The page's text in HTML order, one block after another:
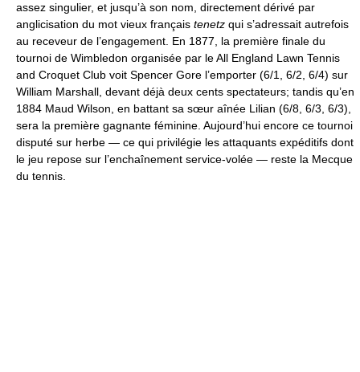
assez singulier, et jusqu’à son nom, directement dérivé par
anglicisation du mot vieux français tenetz qui s’adressait autrefois
au receveur de l’engagement. En 1877, la première finale du
tournoi de Wimbledon organisée par le All England Lawn Tennis
and Croquet Club voit Spencer Gore l’emporter (6/1, 6/2, 6/4) sur
William Marshall, devant déjà deux cents spectateurs; tandis qu’en
1884 Maud Wilson, en battant sa sœur aînée Lilian (6/8, 6/3, 6/3),
sera la première gagnante féminine. Aujourd’hui encore ce tournoi
disputé sur herbe — ce qui privilégie les attaquants expéditifs dont
le jeu repose sur l’enchaînement service-volée — reste la Mecque
du tennis.